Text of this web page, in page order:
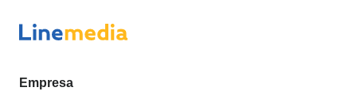
Empresa